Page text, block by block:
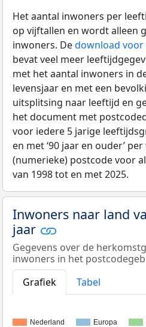
Het aantal inwoners per
op vijftallen en wordt alleen
inwoners. Dedownload voor
bevat veel meer
met het aantal inwoners in
levensjaar en met een
uitsplitsing naar leeftijd en
het document met
voor iedere 5 jarige
en met ‘90 jaar en ouder’
(numerieke) postcode voor
van 1998 tot en met 2025.
Inwoners naar land
jaar
Gegevens over de
inwoners in het
Grafiek
Tabel
Nederland Europa